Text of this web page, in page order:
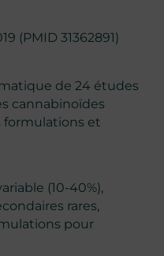
(PMID 31362891)
de 24 études
cannabinoïdes
formulations et
(10-40%),
rares,
pour